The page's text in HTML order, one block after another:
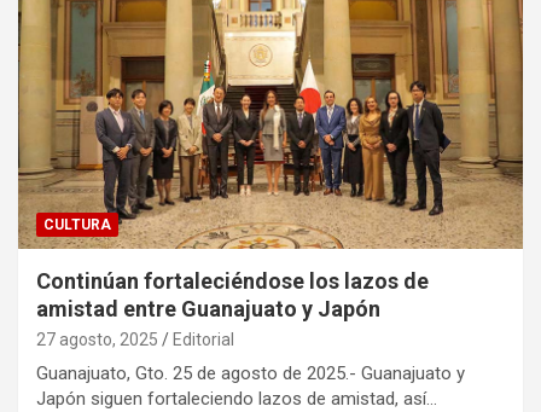
CULTURA
Continúan fortaleciéndose los lazos de
amistad entre Guanajuato y Japón
27 agosto, 2025 Editorial
Guanajuato, Gto. 25 de agosto de 2025.- Guanajuato y
Japón siguen fortaleciendo lazos de amistad, así…